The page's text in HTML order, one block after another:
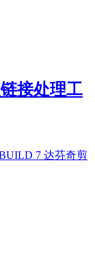
接处理工